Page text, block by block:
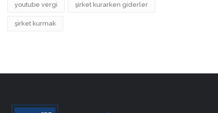
youtube vergi şirket kurarken giderler
şirket kurmak